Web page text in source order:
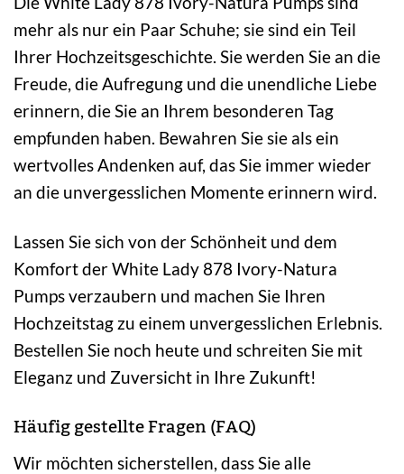
mehr als nur ein Paar Schuhe; sie sind ein Teil
Ihrer Hochzeitsgeschichte. Sie werden Sie an die
Freude, die Aufregung und die unendliche Liebe
erinnern, die Sie an Ihrem besonderen Tag
empfunden haben. Bewahren Sie sie als ein
wertvolles Andenken auf, das Sie immer wieder
an die unvergesslichen Momente erinnern wird.
Lassen Sie sich von der Schönheit und dem
Komfort der White Lady 878 Ivory-Natura
Pumps verzaubern und machen Sie Ihren
Hochzeitstag zu einem unvergesslichen Erlebnis.
Bestellen Sie noch heute und schreiten Sie mit
Eleganz und Zuversicht in Ihre Zukunft!
Häufig gestellte Fragen (FAQ)
Wir möchten sicherstellen, dass Sie alle